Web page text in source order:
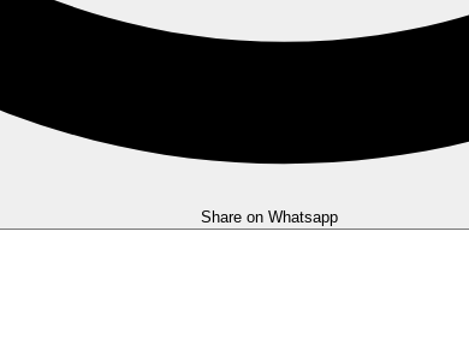
Share on Whatsapp